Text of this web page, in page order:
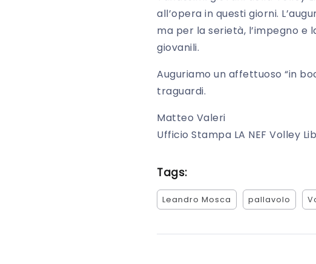
all’opera in questi giorni.
ma per la serietà, l’impegno e
giovanili.
Auguriamo un affettuoso “in
traguardi.
Matteo Valeri
Ufficio Stampa LA NEF Volley
Tags:
Leandro Mosca pallavolo